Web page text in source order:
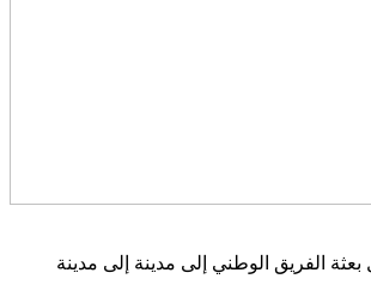
الفريق الوطني إلى مدينة إلى مدينة